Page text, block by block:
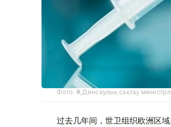
Фото: ҚР Денсаулық сақтау
过去几年间，世卫组织欧洲区